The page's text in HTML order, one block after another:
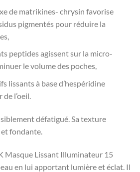
de matrikines- chrysin favorise
pigmentés pour réduire la
peptides agissent sur la micro-
le volume des poches,
lissants à base d’hespéridine
l’oeil.
défatigué. Sa texture
fondante.
Masque Lissant Illuminateur 15
en lui apportant lumière et éclat. Il